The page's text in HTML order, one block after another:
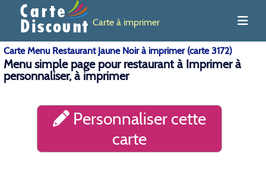
Carte à imprimer
Carte Menu Restaurant Jaune Noir à imprimer (carte 3172)
Menu simple page pour restaurant à Imprimer à
personnaliser, à imprimer
Personnaliser cette
carte